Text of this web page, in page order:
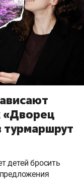
«Дворец
турмаршрут
детей бросить